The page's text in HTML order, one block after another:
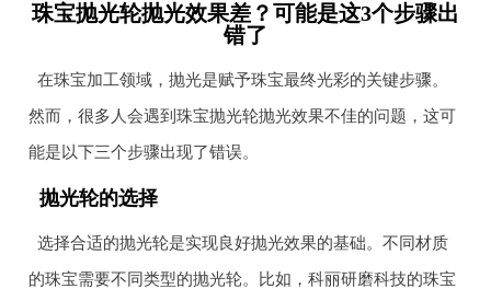
珠宝抛光轮抛光效果差？可能是这3个步骤出
错了
在珠宝加工领域，抛光是赋予珠宝最终光彩的关键步骤。
然而，很多人会遇到珠宝抛光轮抛光效果不佳的问题，这可
能是以下三个步骤出现了错误。
抛光轮的选择
选择合适的抛光轮是实现良好抛光效果的基础。不同材质
的珠宝需要不同类型的抛光轮。比如，科丽研磨科技的珠宝